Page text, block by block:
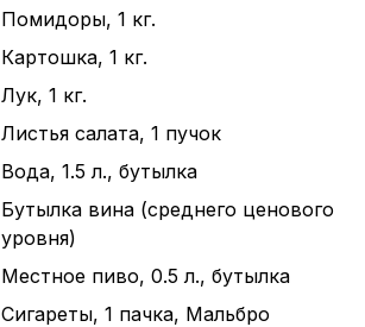
Помидоры, 1 кг.
Картошка, 1 кг.
Лук, 1 кг.
Листья салата, 1 пучок
Вода, 1.5 л., бутылка
Бутылка вина (среднего ценового
уровня)
Местное пиво, 0.5 л., бутылка
Сигареты, 1 пачка, Мальбро